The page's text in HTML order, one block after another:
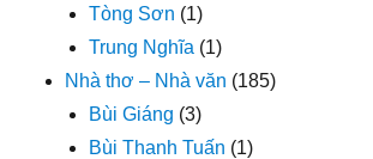
Tòng Sơn (1)
Trung Nghĩa (1)
Nhà thơ – Nhà văn (185)
Bùi Giáng (3)
Bùi Thanh Tuấn (1)